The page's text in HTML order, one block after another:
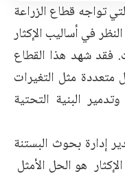
تواجه قطاع الزراعة
في أساليب الإكثار
فقد شهد هذا القطاع
متعددة مثل التغيرات
البنية التحتية
إدارة بحوث البستنة
هو الحل الأمثل